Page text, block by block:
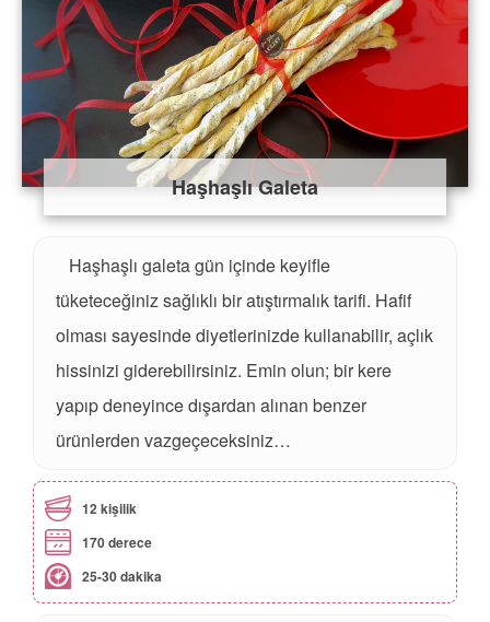
Haşhaşlı Galeta
Haşhaşlı galeta gün içinde keyifle
tüketeceğiniz sağlıklı bir atıştırmalık tarifi. Hafif
olması sayesinde diyetlerinizde kullanabilir, açlık
hissinizi giderebilirsiniz. Emin olun; bir kere
yapıp deneyince dışardan alınan benzer
ürünlerden vazgeçeceksiniz…
12 kişilik
170 derece
25-30 dakika